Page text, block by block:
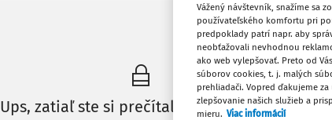
Máte predplatné?
Ups, zatiaľ ste si prečítali len začiatok...
Vážený návštevník, snažíme sa
používateľského komfortu pri
predpoklady patrí napr. aby
neobťažovali nevhodnou
ako web vylepšovať. Preto od
súborov cookies, t. j. malých
prehliadači. Vopred ďakujeme
zlepšovanie našich služieb a
mieru. Viac informácií